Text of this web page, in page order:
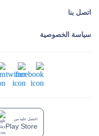
اتصل بنا
سياسة الخصوصية
احصل عليه من
Play Store